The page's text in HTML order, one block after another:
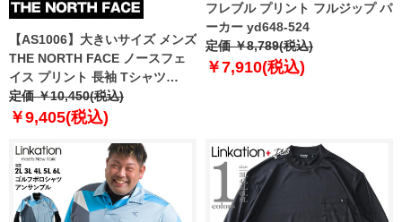
【AS1006】大きいサイズ メンズ
THE NORTH FACE ノースフェ
イス プリント 長袖 Tシャツ
HALF DOME TEE USA直輸入
nf0a811o-la9
定価 ￥10,450(税込)
￥9,405(税込)
フレブル プリント フルジップ パ
ーカー yd648-524
定価 ￥8,789(税込)
￥7,910(税込)